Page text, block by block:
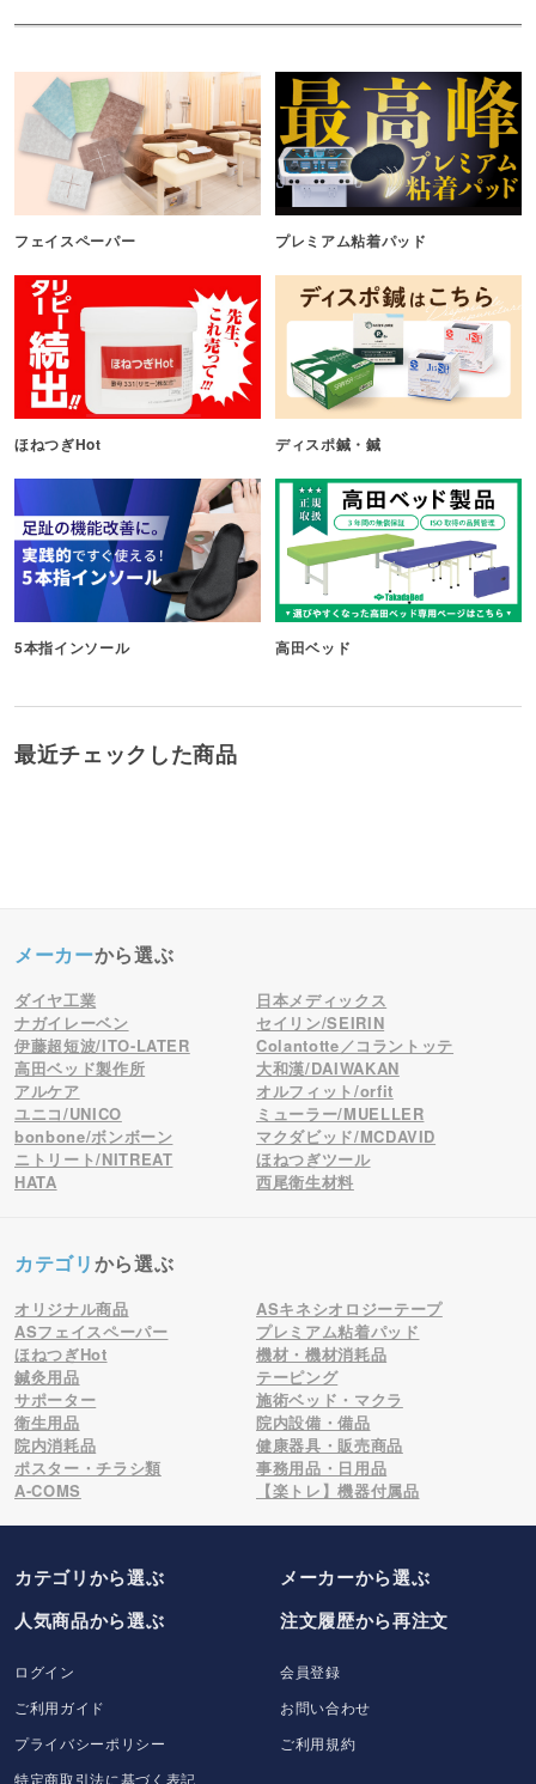
フェイスペーパー プレミアム粘着パッド
ほねつぎHot ディスポ鍼・鍼
5本指インソール 高田ベッド
最近チェックした商品
メーカーから選ぶ
ダイヤ工業
日本メディックス
ナガイレーベン
セイリン/SEIRIN
伊藤超短波/ITO-LATER
Colantotte／コラントッテ
高田ベッド製作所
大和漢/DAIWAKAN
アルケア
オルフィット/orfit
ユニコ/UNICO
ミューラー/MUELLER
bonbone/ボンボーン
マクダビッド/MCDAVID
ニトリート/NITREAT
ほねつぎツール
HATA
西尾衛生材料
カテゴリから選ぶ
オリジナル商品
ASキネシオロジーテープ
ASフェイスペーパー
プレミアム粘着パッド
ほねつぎHot
機材・機材消耗品
鍼灸用品
テーピング
サポーター
施術ベッド・マクラ
衛生用品
院内設備・備品
院内消耗品
健康器具・販売商品
ポスター・チラシ類
事務用品・日用品
A-COMS
【楽トレ】機器付属品
カテゴリから選ぶ メーカーから選ぶ
人気商品から選ぶ
注文履歴から再注文
ログイン
会員登録
ご利用ガイド
お問い合わせ
プライバシーポリシー
ご利用規約
特定商取引法に基づく表記